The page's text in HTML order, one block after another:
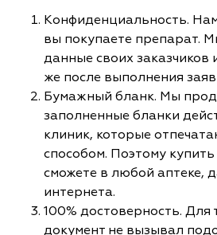
Конфиденциальность.
вы покупаете препарат.
данные своих заказчиков
же после выполнения
Бумажный бланк. Мы
заполненные бланки
клиник, которые
способом. Поэтому
сможете в любой аптеке,
интернета.
100% достоверность. Для
документ не вызывал